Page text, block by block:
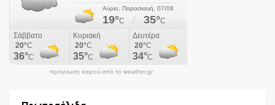
πρόγνωση καιρού από το weather.gr